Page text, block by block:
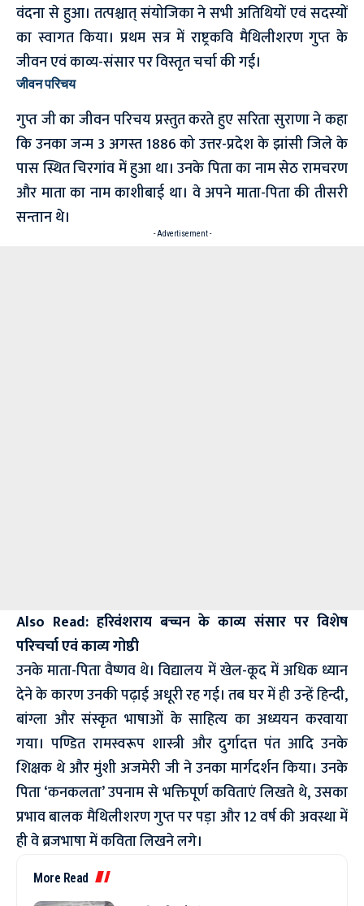
वंदना से हुआ। तत्पश्चात् संयोजिका ने सभी अतिथियों एवं सदस्यों
का स्वागत किया। प्रथम सत्र में राष्ट्रकवि मैथिलीशरण गुप्त के
जीवन एवं काव्य-संसार पर विस्तृत चर्चा की गई।
जीवन परिचय
गुप्त जी का जीवन परिचय प्रस्तुत करते हुए सरिता सुराणा ने कहा
कि उनका जन्म 3 अगस्त 1886 को उत्तर-प्रदेश के झांसी जिले के
पास स्थित चिरगांव में हुआ था। उनके पिता का नाम सेठ रामचरण
और माता का नाम काशीबाई था। वे अपने माता-पिता की तीसरी
सन्तान थे।
- Advertisement -
Also Read: हरिवंशराय बच्चन के काव्य संसार पर विशेष
परिचर्चा एवं काव्य गोष्ठी
उनके माता-पिता वैष्णव थे। विद्यालय में खेल-कूद में अधिक ध्यान
देने के कारण उनकी पढ़ाई अधूरी रह गई। तब घर में ही उन्हें हिन्दी,
बांग्ला और संस्कृत भाषाओं के साहित्य का अध्ययन करवाया
गया। पण्डित रामस्वरूप शास्त्री और दुर्गादत्त पंत आदि उनके
शिक्षक थे और मुंशी अजमेरी जी ने उनका मार्गदर्शन किया। उनके
पिता ‘कनकलता’ उपनाम से भक्तिपूर्ण कविताएं लिखते थे, उसका
प्रभाव बालक मैथिलीशरण गुप्त पर पड़ा और 12 वर्ष की अवस्था में
ही वे ब्रजभाषा में कविता लिखने लगे।
More Read